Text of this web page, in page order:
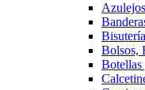
Azulejos
Bisutería
Bolsos,
Botellas